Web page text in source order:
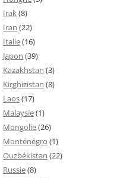
Irak(8)
Iran (22)
Italie(16)
Japon (39)
Kazakhstan (3)
Kirghizistan (8)
Laos(17)
Malaysie(1)
Mongolie(26)
Monténégro (1)
Ouzbékistan (22)
Russie(8)